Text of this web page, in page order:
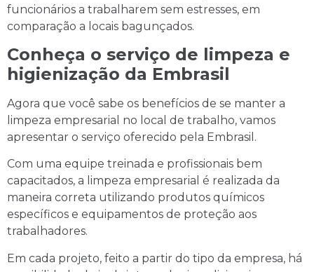
funcionários a trabalharem sem estresses, em
comparação a locais bagunçados.
Conheça o serviço de limpeza e
higienização da Embrasil
Agora que você sabe os benefícios de se manter a
limpeza empresarial no local de trabalho, vamos
apresentar o serviço oferecido pela Embrasil.
Com uma equipe treinada e profissionais bem
capacitados, a limpeza empresarial é realizada da
maneira correta utilizando produtos químicos
específicos e equipamentos de proteção aos
trabalhadores.
Em cada projeto, feito a partir do tipo da empresa, há